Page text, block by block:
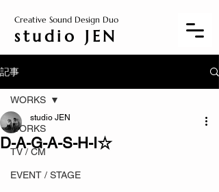
Creative Sound Design Duo
studio JEN
記事
WORKS
TV / CM
EVENT / STAGE
WORKS
D-A-G-A-S-H-I☆
studio JEN